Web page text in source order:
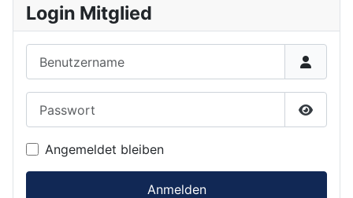
Login Mitglied
Angemeldet bleiben
Anmelden